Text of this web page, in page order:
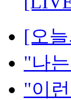
[오
"나
"이